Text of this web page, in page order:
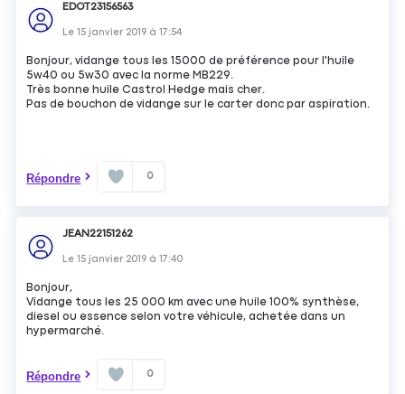
EDOT23156563
Le15 janvier 2019 à17:54
Bonjour, vidange tous les 15000 de préférence pour l'huile
5w40 ou 5w30 avec la norme MB229.
Très bonne huile Castrol Hedge mais cher.
Pas de bouchon de vidange sur le carter donc par aspiration.
Répondre 0
JEAN22151262
Le15 janvier 2019 à17:40
Bonjour,
Vidange tous les 25 000 km avec une huile 100% synthèse,
diesel ou essence selon votre véhicule, achetée dans un
hypermarché.
Répondre 0